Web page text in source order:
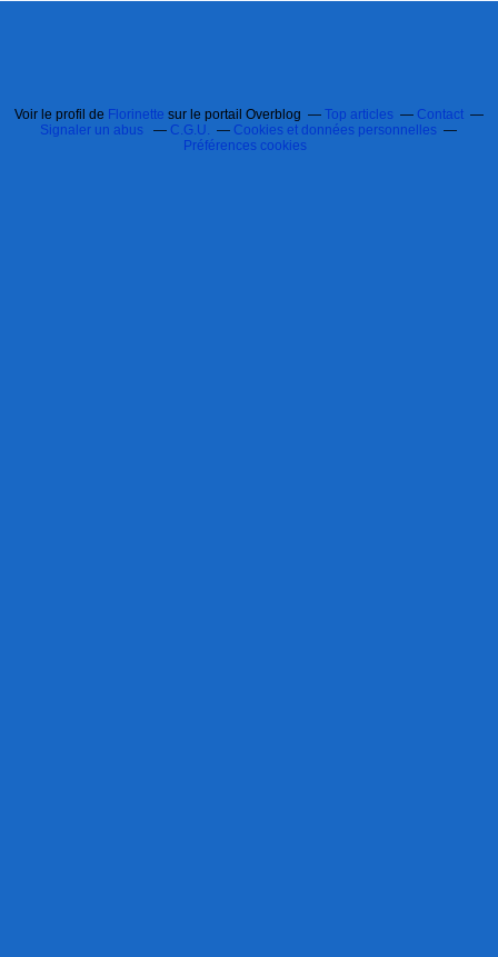
Voir le profil de Florinette sur le portail Overblog Top articles
Contact
Signaler un abus
C.G.U.
Cookies et données personnelles
Préférences cookies